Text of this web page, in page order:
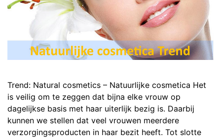
Trend: Natural cosmetics – Natuurlijke cosmetica Het
is veilig om te zeggen dat bijna elke vrouw op
dagelijkse basis met haar uiterlijk bezig is. Daarbij
kunnen we stellen dat veel vrouwen meerdere
verzorgingsproducten in haar bezit heeft. Tot slotte